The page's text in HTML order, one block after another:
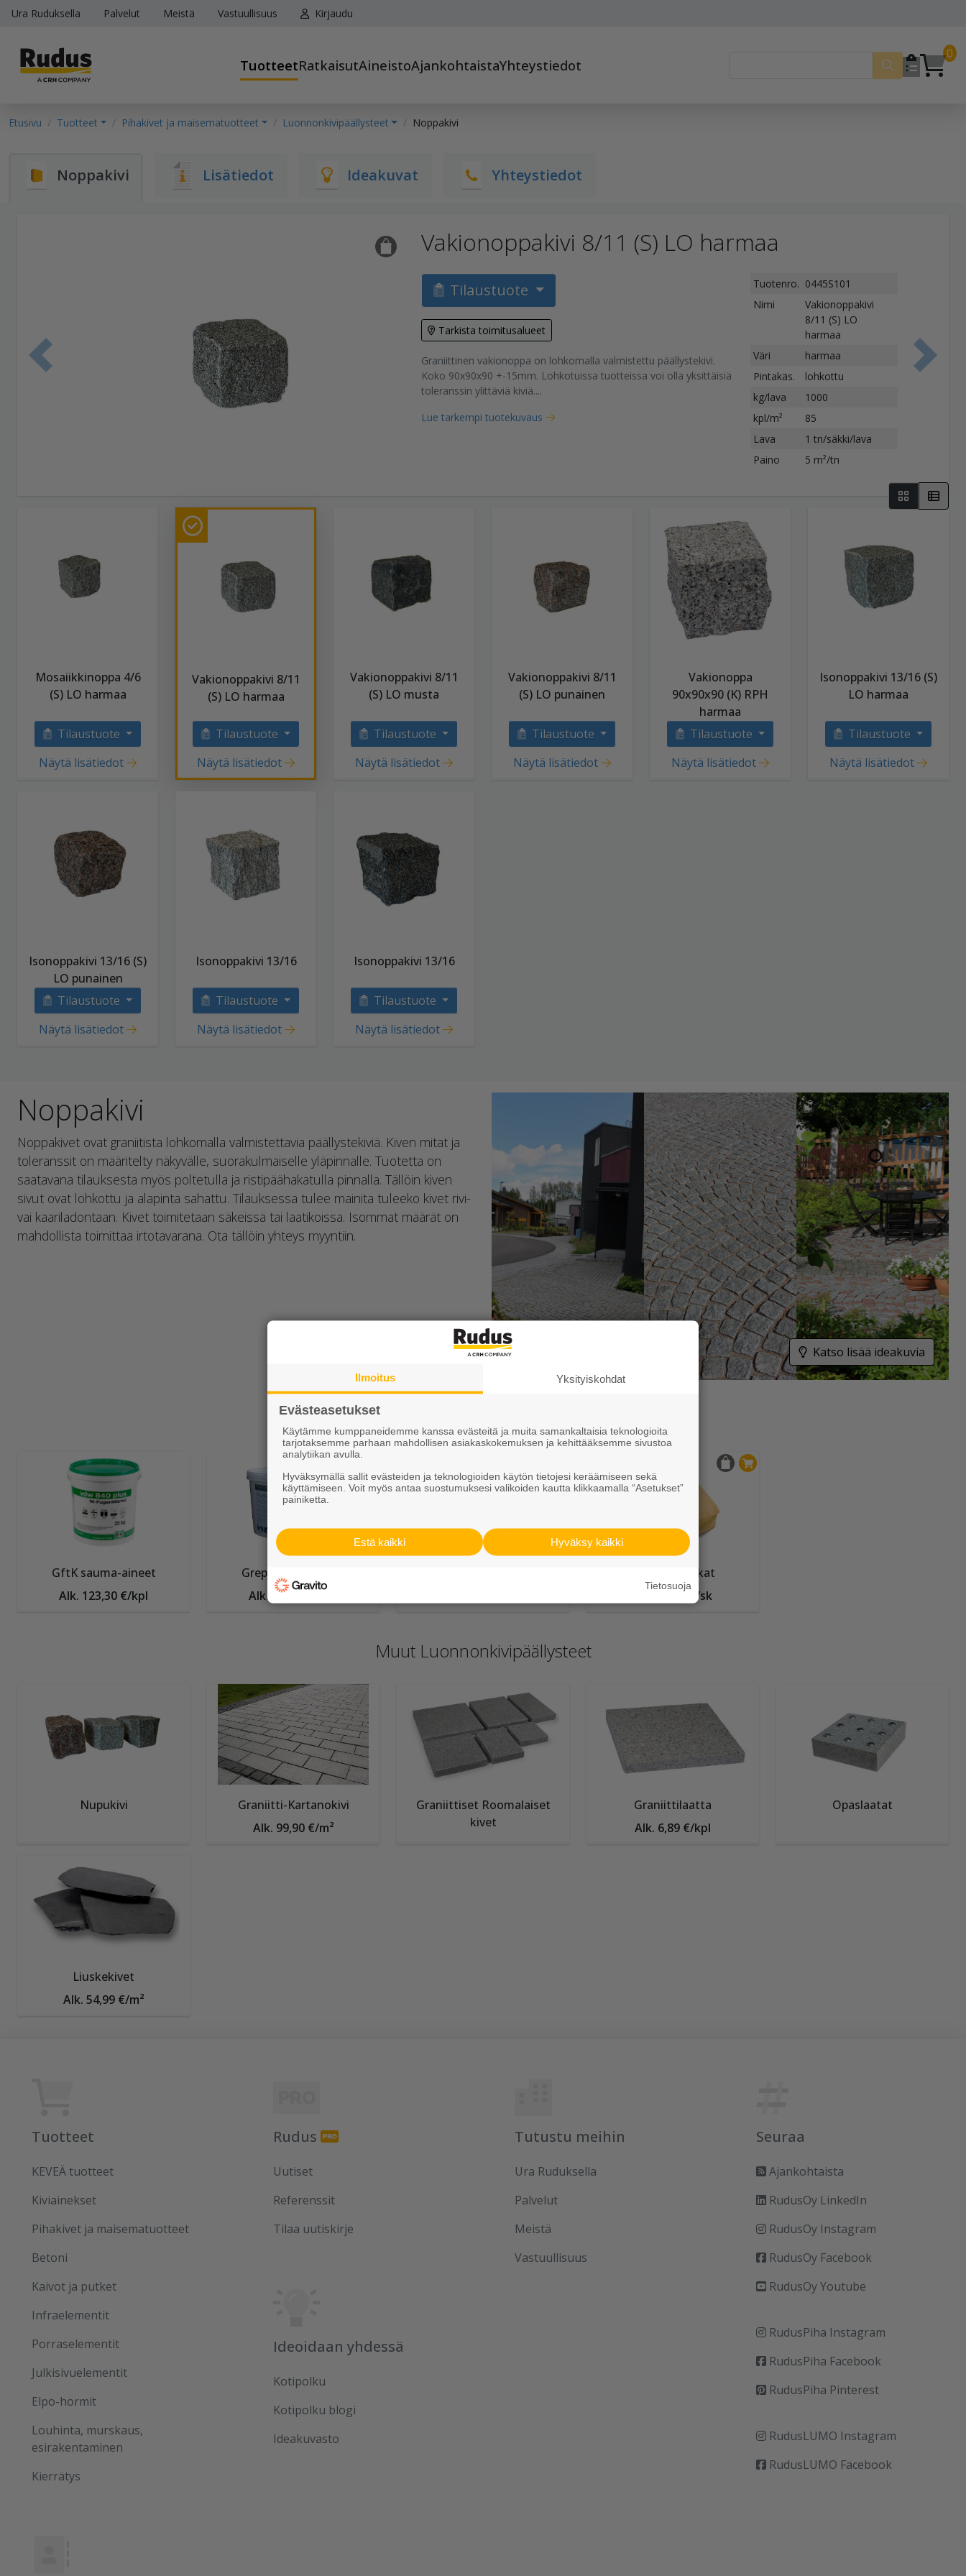
Ura Ruduksella Palvelut Meistä Vastuullisuus Kirjaudu
TuotteetRatkaisutAineistoAjankohtaistaYhteystiedot
0
Etusivu Tuotteet Pihakivet ja maisematuotteet Luonnonkivipäällysteet Noppakivi
Noppakivi Lisätiedot Ideakuvat Yhteystiedot
Edellinen tuote
Vakionoppakivi 8/11 (S) LO harmaa
Tilaustuote
Tarkista toimitusalueet
Graniittinen vakionoppa on lohkomalla valmistettu päällystekivi.
Koko 90x90x90 +-15mm. Lohkotuissa tuotteissa voi olla yksittäisiä
toleranssin ylittäviä kiviä....
Lue tarkempi tuotekuvaus
Tuotenro. 0445S101
Nimi
Vakionoppakivi
8/11 (S) LO
harmaa
Väri
harmaa
Pintakäs.
lohkottu
kg/lava
1000
kpl/m²
85
Lava
1 tn/säkki/lava
Paino
5 m²/tn
Mosaiikkinoppa 4/6
(S) LO harmaa
Tilaustuote
Näytä lisätiedot
Vakionoppakivi 8/11
(S) LO harmaa
Tilaustuote
Näytä lisätiedot
Vakionoppakivi 8/11
(S) LO musta
Tilaustuote
Näytä lisätiedot
Vakionoppakivi 8/11
(S) LO punainen
Tilaustuote
Näytä lisätiedot
Vakionoppa
90x90x90 (K) RPH
harmaa
Tilaustuote
Näytä lisätiedot
Isonoppakivi 13/16 (S)
LO harmaa
Tilaustuote
Näytä lisätiedot
Isonoppakivi 13/16 (S)
LO punainen
Tilaustuote
Näytä lisätiedot
Isonoppakivi 13/16
Tilaustuote
Näytä lisätiedot
Isonoppakivi 13/16
Tilaustuote
Näytä lisätiedot
Noppakivi
Noppakivet ovat graniitista lohkomalla valmistettavia päällystekiviä. Kiven mitat ja
toleranssit on määritelty näkyvälle, suorakulmaiselle yläpinnalle. Tuotetta on
saatavana tilauksesta myös poltetulla ja ristipäähakatulla pinnalla. Tällöin kiven
sivut ovat lohkottu ja alapinta sahattu. Tilauksessa tulee mainita tuleeko kivet rivi-
vai kaariladontaan. Kivet toimitetaan säkeissä tai laatikoissa. Isommat määrät on
mahdollista toimittaa irtotavarana. Ota tällöin yhteys myyntiin.
Katso lisää ideakuvia
Saatat tarvita myös näitä tuotteita
GftK sauma-aineet
Alk. 123,30 €/kpl
Grepur sauma-aine
Alk. 124,95 €/kpl
Saumaushiekat
Alk. 10,20 €/sk
Muut Luonnonkivipäällysteet
Nupukivi
Graniitti-Kartanokivi
Alk. 99,90 €/m²
Graniittiset Roomalaiset
kivet
Graniittilaatta
Alk. 6,89 €/kpl
Opaslaatat
Liuskekivet
Alk. 54,99 €/m²
Tuotteet
KEVEÄ tuotteet
Kiviainekset
Pihakivet ja maisematuotteet
Betoni
Kaivot ja putket
Infraelementit
Porraselementit
Julkisivuelementit
Elpo-hormit
Louhinta, murskaus,
esirakentaminen
Kierrätys
Rudus
Uutiset
Referenssit
Tilaa uutiskirje
Ideoidaan yhdessä
Kotipolku
Kotipolku blogi
Ideakuvasto
Tutustu meihin
Ura Ruduksella
Palvelut
Meistä
Vastuullisuus
Seuraa
Ajankohtaista
RudusOy LinkedIn
RudusOy Instagram
RudusOy Facebook
RudusOy Youtube
RudusPiha Instagram
RudusPiha Facebook
RudusPiha Pinterest
RudusLUMO Instagram
RudusLUMO Facebook
Ilmoitus Yksityiskohdat
Evästeasetukset
Käytämme kumppaneidemme kanssa evästeitä ja muita samankaltaisia teknologioita
tarjotaksemme parhaan mahdollisen asiakaskokemuksen ja kehittääksemme sivustoa
analytiikan avulla.
Hyväksymällä sallit evästeiden ja teknologioiden käytön tietojesi keräämiseen sekä
käyttämiseen. Voit myös antaa suostumuksesi valikoiden kautta klikkaamalla “Asetukset”
painiketta.
Hyväksy kaikki
Estä kaikki
Tietosuoja